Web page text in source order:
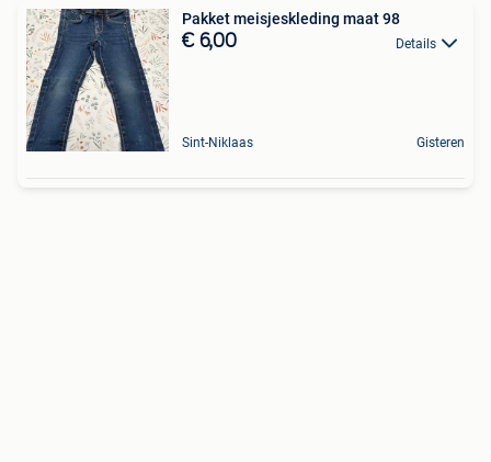
Pakket meisjeskleding maat 98
€ 6,00 Details
Sint-Niklaas Gisteren